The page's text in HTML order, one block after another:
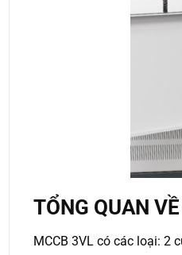
TỔNG QUAN
MCCB 3VL có các loại: 2